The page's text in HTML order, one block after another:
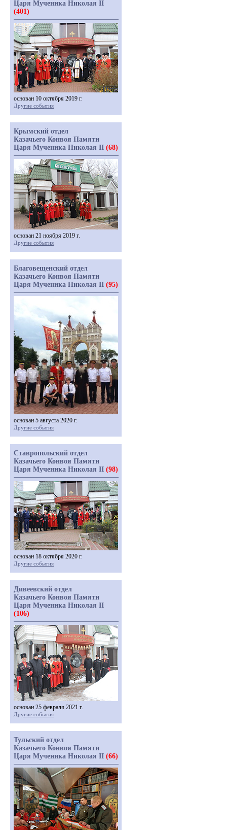
Царя Мученика Николая II
(401)
основан 10 октября 2019 г.
Другие события
Крымский отдел
Казачьего Конвоя Памяти
Царя Мученика Николая II (68)
основан 21 ноября 2019 г.
Другие события
Благовещенский отдел
Казачьего Конвоя Памяти
Царя Мученика Николая II (95)
основан 5 августа 2020 г.
Другие события
Ставропольский отдел
Казачьего Конвоя Памяти
Царя Мученика Николая II (98)
основан 18 октября 2020 г.
Другие события
Дивеевский отдел
Казачьего Конвоя Памяти
Царя Мученика Николая II
(106)
основан 25 февраля 2021 г.
Другие события
Тульский отдел
Казачьего Конвоя Памяти
Царя Мученика Николая II (66)